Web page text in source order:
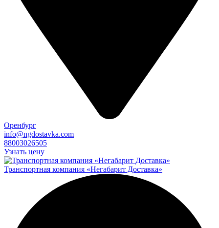
Оренбург
info@ngdostavka.com
88003026505
Узнать цену
Транспортная компания «Негабарит Доставка»